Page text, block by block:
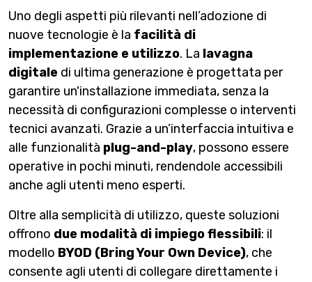
Uno degli aspetti più rilevanti nell’adozione di
nuove tecnologie è la facilità di
implementazione e utilizzo. La lavagna
digitale di ultima generazione è progettata per
garantire un'installazione immediata, senza la
necessità di configurazioni complesse o interventi
tecnici avanzati. Grazie a un’interfaccia intuitiva e
alle funzionalità plug-and-play, possono essere
operative in pochi minuti, rendendole accessibili
anche agli utenti meno esperti.
Oltre alla semplicità di utilizzo, queste soluzioni
offrono due modalità di impiego flessibili: il
modello BYOD (Bring Your Own Device), che
consente agli utenti di collegare direttamente i